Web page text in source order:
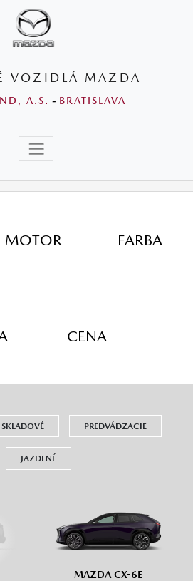
VOZIDLÁ MAZDA
A.S. - BRATISLAVA
MOTOR FARBA
CENA
SKLADOVÉ PREDVÁDZACIE
JAZDENÉ
MAZDA CX-6E